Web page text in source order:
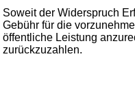
Soweit der Widerspruch
Gebühr für die
öffentliche Leistung
zurückzuzahlen.